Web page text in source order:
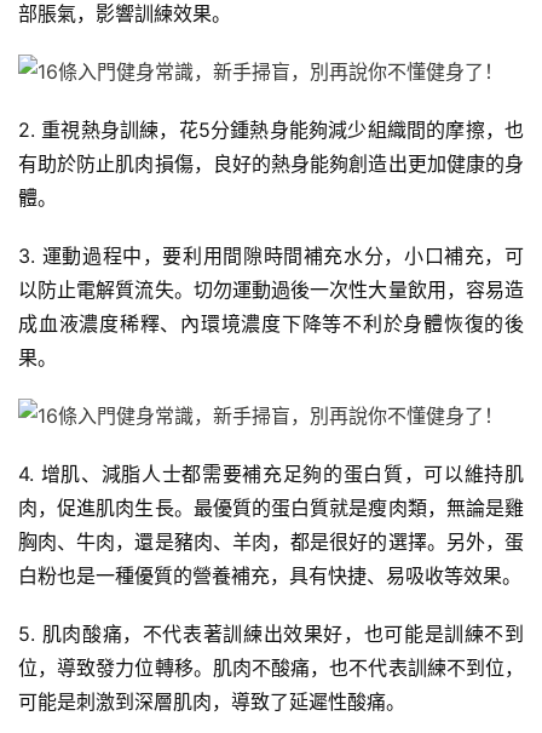
減
脂
劃
有
氧
運
動
訓
練
心
部脹氣，影響訓練效果。
2. 重視熱身訓練，花5分鍾熱身能夠減少組織間的摩擦，也
有助於防止肌肉損傷，良好的熱身能夠創造出更加健康的身
體。
3. 運動過程中，要利用間隙時間補充水分，小口補充，可
以防止電解質流失。切勿運動過後一次性大量飲用，容易造
成血液濃度稀釋、內環境濃度下降等不利於身體恢復的後
果。
4. 增肌、減脂人士都需要補充足夠的蛋白質，可以維持肌
肉，促進肌肉生長。最優質的蛋白質就是瘦肉類，無論是雞
胸肉、牛肉，還是豬肉、羊肉，都是很好的選擇。另外，蛋
白粉也是一種優質的營養補充，具有快捷、易吸收等效果。
5. 肌肉酸痛，不代表著訓練出效果好，也可能是訓練不到
位，導致發力位轉移。肌肉不酸痛，也不代表訓練不到位，
可能是刺激到深層肌肉，導致了延遲性酸痛。